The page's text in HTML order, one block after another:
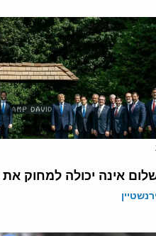
אינה יכולה למחוק